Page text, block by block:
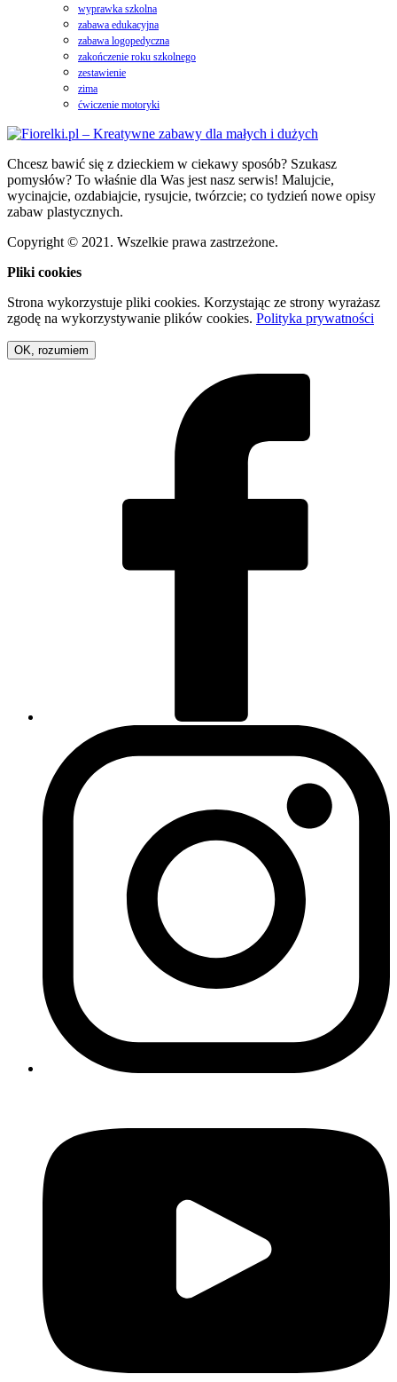
wyprawka szkolna
zabawa edukacyjna
zabawa logopedyczna
zakończenie roku szkolnego
zestawienie
zima
ćwiczenie motoryki
Chcesz bawić się z dzieckiem w ciekawy sposób? Szukasz
pomysłów? To właśnie dla Was jest nasz serwis! Malujcie,
wycinajcie, ozdabiajcie, rysujcie, twórzcie; co tydzień nowe opisy
zabaw plastycznych.
Copyright © 2021. Wszelkie prawa zastrzeżone.
Pliki cookies
Strona wykorzystuje pliki cookies. Korzystając ze strony wyrażasz
zgodę na wykorzystywanie plików cookies. Polityka prywatności
OK, rozumiem